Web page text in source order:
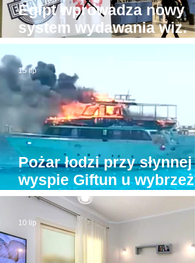
Egipt wprowadza nowy
system wydawania wiz.
Będzie drożej!
Pożar łodzi przy słynnej
wyspie Giftun u wybrzeży
Hurghady. Na pokładzie
było kilkunastu turystów
15 lip
10 lip